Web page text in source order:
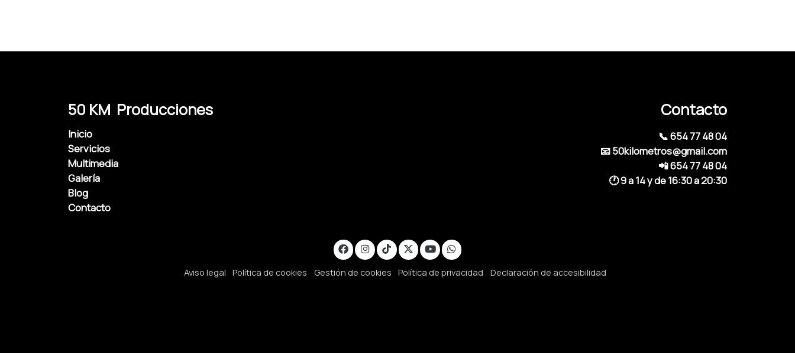
50 KM Producciones
Inicio
Servicios
Multimedia
Galería
Blog
Contacto
Contacto
📞 654 77 48 04
📧 50kilometros@gmail.com
📲 654 77 48 04
🕐 9 a 14 y de 16:30 a 20:30
Aviso legal Política de cookies Gestión de cookies Política de privacidad Declaración de accesibilidad